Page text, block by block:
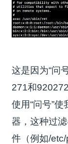
这是因为“问
271和
使用“问号”
器，这种过
件（例如/etc/